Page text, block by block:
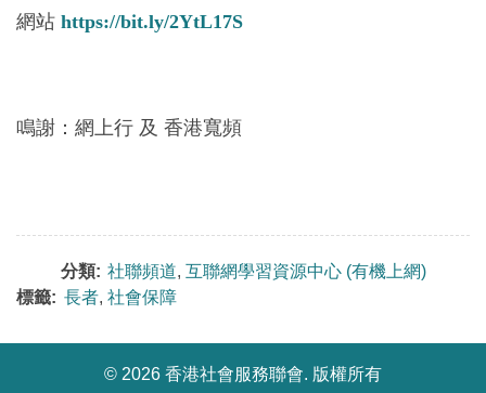
網站 https://bit.ly/2YtL17S
鳴謝：網上行 及 香港寬頻
分類: 社聯頻道, 互聯網學習資源中心 (有機上網)
標籤: 長者, 社會保障
© 2026 香港社會服務聯會. 版權所有